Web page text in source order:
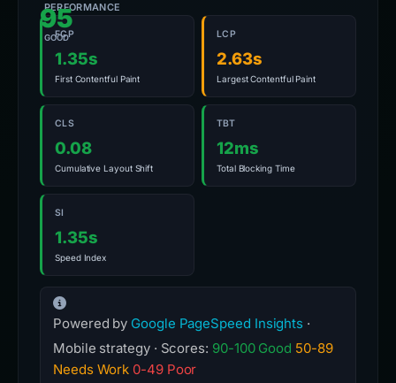
95
GOOD
PERFORMANCE
FCP
1.35s
First Contentful Paint
LCP
2.63s
Largest Contentful Paint
CLS
0.08
Cumulative Layout Shift
TBT
12ms
Total Blocking Time
SI
1.35s
Speed Index
Powered by Google PageSpeed Insights ·
Mobile strategy · Scores: 90-100 Good 50-89
Needs Work 0-49 Poor